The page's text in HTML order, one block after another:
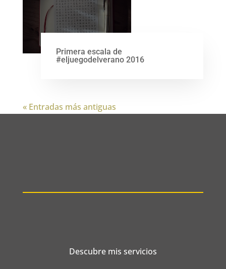
Primera escala de
#eljuegodelverano 2016
« Entradas más antiguas
Descubre mis servicios